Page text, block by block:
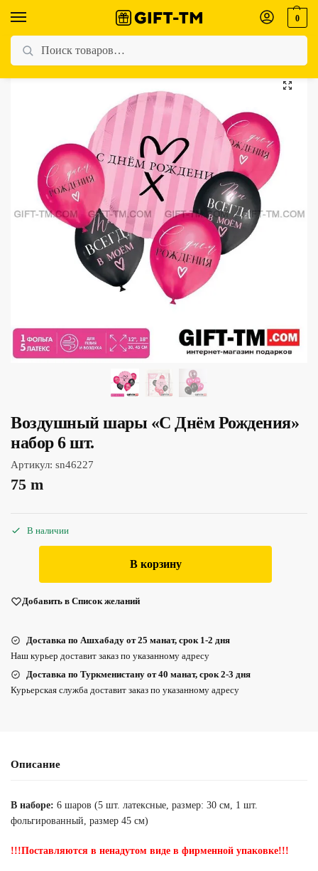
0
Главная Магазин / Для женщин
Воздушный шары «С Днём Рождения»
набор 6 шт.
Артикул: sn46227
75 m
В наличии
В корзину
Добавить в Список желаний
Доставка по Ашхабаду от 25 манат, срок 1-2 дня
Наш курьер доставит заказ по указанному адресу
Доставка по Туркменистану от 40 манат, срок 2-3 дня
Курьерская служба доставит заказ по указанному адресу
Описание
В наборе: 6 шаров (5 шт. латексные, размер: 30 см, 1 шт.
фольгированный, размер 45 см)
!!!Поставляются в ненадутом виде в фирменной упаковке!!!